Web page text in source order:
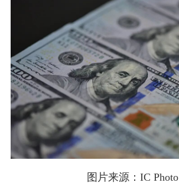
图片来源：IC Photo